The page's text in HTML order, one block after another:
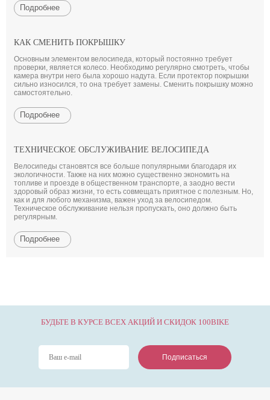
Подробнее
КАК СМЕНИТЬ ПОКРЫШКУ
Основным элементом велосипеда, который постоянно требует
проверки, является колесо. Необходимо регулярно смотреть, чтобы
камера внутри него была хорошо надута. Если протектор покрышки
сильно износился, то она требует замены. Сменить покрышку можно
самостоятельно.
Подробнее
ТЕХНИЧЕСКОЕ ОБСЛУЖИВАНИЕ ВЕЛОСИПЕДА
Велосипеды становятся все больше популярными благодаря их
экологичности. Также на них можно существенно экономить на
топливе и проезде в общественном транспорте, а заодно вести
здоровый образ жизни, то есть совмещать приятное с полезным. Но,
как и для любого механизма, важен уход за велосипедом.
Техническое обслуживание нельзя пропускать, оно должно быть
регулярным.
Подробнее
БУДЬТЕ В КУРСЕ ВСЕХ АКЦИЙ И СКИДОК 100BIKE
Подписаться
Подписаться
Подписаться